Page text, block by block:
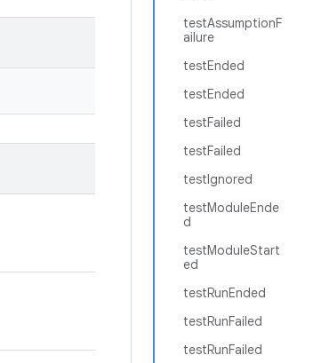
testAssumptionF
ailure
testEnded
testEnded
testFailed
testFailed
testIgnored
testModuleEnde
d
testModuleStart
ed
testRunEnded
testRunFailed
testRunFailed